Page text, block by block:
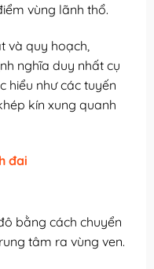
vùng lãnh thổ.
và quy hoạch,
nghĩa duy nhất cụ
hiểu như các tuyến
kín xung quanh
đai
bằng cách chuyển
tâm ra vùng ven.